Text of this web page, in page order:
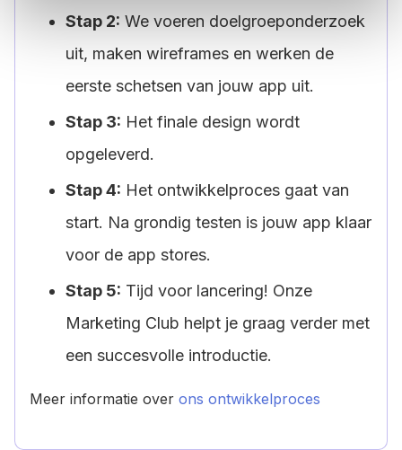
Stap 2: We voeren doelgroeponderzoek
uit, maken wireframes en werken de
eerste schetsen van jouw app uit.
Stap 3: Het finale design wordt
opgeleverd.
Stap 4: Het ontwikkelproces gaat van
start. Na grondig testen is jouw app klaar
voor de app stores.
Stap 5: Tijd voor lancering! Onze
Marketing Club helpt je graag verder met
een succesvolle introductie.
Meer informatie over ons ontwikkelproces